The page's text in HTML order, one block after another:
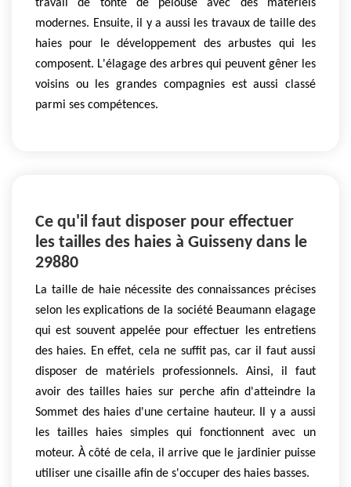
travail de tonte de pelouse avec des matériels
modernes. Ensuite, il y a aussi les travaux de taille des
haies pour le développement des arbustes qui les
composent. L'élagage des arbres qui peuvent gêner les
voisins ou les grandes compagnies est aussi classé
parmi ses compétences.
Ce qu'il faut disposer pour effectuer
les tailles des haies à Guisseny dans le
29880
La taille de haie nécessite des connaissances précises
selon les explications de la société Beaumann elagage
qui est souvent appelée pour effectuer les entretiens
des haies. En effet, cela ne suffit pas, car il faut aussi
disposer de matériels professionnels. Ainsi, il faut
avoir des tailles haies sur perche afin d'atteindre la
Sommet des haies d'une certaine hauteur. Il y a aussi
les tailles haies simples qui fonctionnent avec un
moteur. À côté de cela, il arrive que le jardinier puisse
utiliser une cisaille afin de s'occuper des haies basses.